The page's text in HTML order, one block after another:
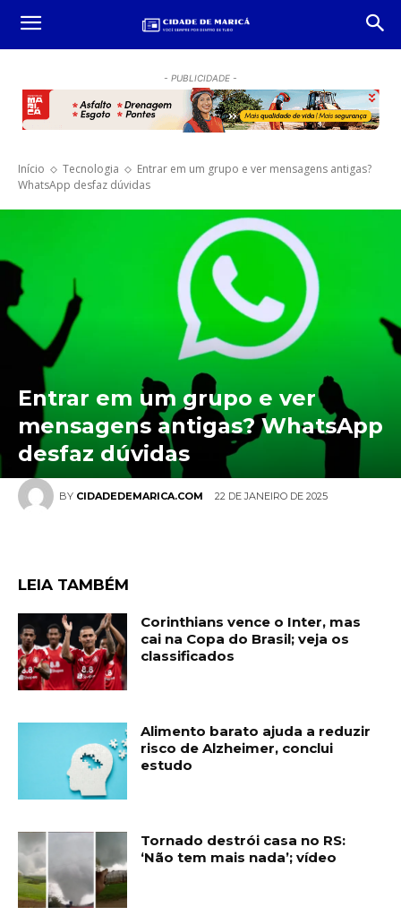
- PUBLICIDADE -
Início Tecnologia
Entrar em um grupo e ver mensagens antigas?
WhatsApp desfaz dúvidas
BY CIDADEDEMARICA.COM 22 DE JANEIRO DE 2025
Entrar em um grupo e ver
mensagens antigas? WhatsApp
desfaz dúvidas
LEIA TAMBÉM
Corinthians vence o Inter, mas
cai na Copa do Brasil; veja os
classificados
Alimento barato ajuda a reduzir
risco de Alzheimer, conclui
estudo
Tornado destrói casa no RS:
‘Não tem mais nada’; vídeo